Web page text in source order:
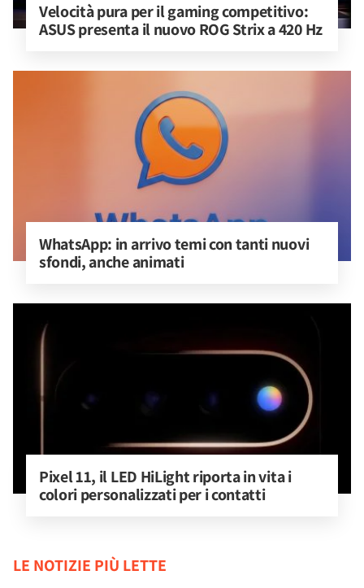
Velocità pura per il gaming competitivo:
ASUS presenta il nuovo ROG Strix a 420 Hz
WhatsApp: in arrivo temi con tanti nuovi
sfondi, anche animati
Pixel 11, il LED HiLight riporta in vita i
colori personalizzati per i contatti
LE NOTIZIE PIÙ LETTE